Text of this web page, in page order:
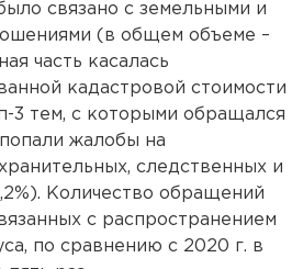
связано с земельными и
(в общем объеме –
часть касалась
кадастровой стоимости
3 тем, с которыми обращался
жалобы на
следственных и
Количество обращений
с распространением
по сравнению с 2020 г. в